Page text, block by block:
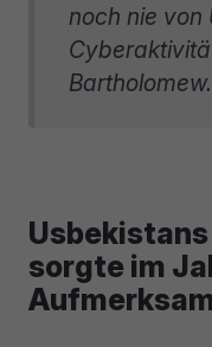
noch nie von
Bartholomew.
sorgte im